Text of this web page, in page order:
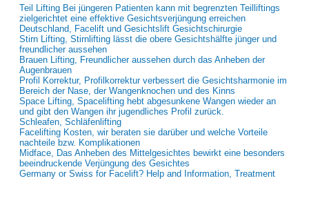
Teil Lifting Bei jüngeren Patienten kann mit begrenzten Teilliftings
zielgerichtet eine effektive Gesichtsverjüngung erreichen
Deutschland, Facelift und Gesichtslift Gesichtschirurgie
Stirn Lifting, Stirnlifting lässt die obere Gesichtshälfte jünger und
freundlicher aussehen
Brauen Lifting, Freundlicher aussehen durch das Anheben der
Augenbrauen
Profil Korrektur, Profilkorrektur verbessert die Gesichtsharmonie im
Bereich der Nase, der Wangenknochen und des Kinns
Space Lifting, Spacelifting hebt abgesunkene Wangen wieder an
und gibt den Wangen ihr jugendliches Profil zurück.
Schleafen, Schläfenlifting
Facelifting Kosten, wir beraten sie darüber und welche Vorteile
nachteile bzw. Komplikationen
Midface, Das Anheben des Mittelgesichtes bewirkt eine besonders
beeindruckende Verjüngung des Gesichtes
Germany or Swiss for Facelift? Help and Information, Treatment